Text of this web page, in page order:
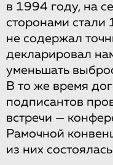
в 1994 году, на
сторонами стали
не содержал
декларировал
уменьшать
В то же время
подписантов
встречи —
Рамочной
из них